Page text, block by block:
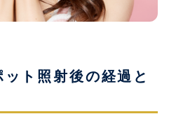
ト照射後の経過と